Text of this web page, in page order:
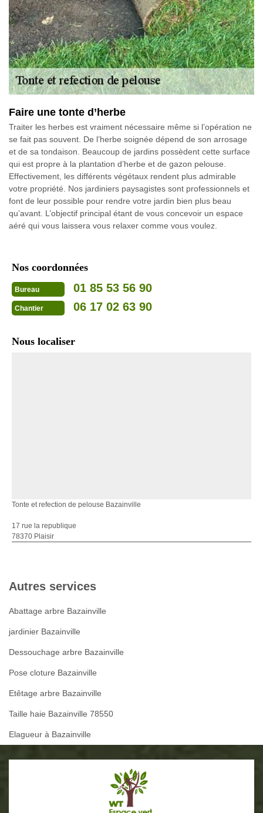
Faire une tonte d’herbe
Traiter les herbes est vraiment nécessaire même si l’opération ne
se fait pas souvent. De l’herbe soignée dépend de son arrosage
et de sa tondaison. Beaucoup de jardins possèdent cette surface
qui est propre à la plantation d’herbe et de gazon pelouse.
Effectivement, les différents végétaux rendent plus admirable
votre propriété. Nos jardiniers paysagistes sont professionnels et
font de leur possible pour rendre votre jardin bien plus beau
qu’avant. L’objectif principal étant de vous concevoir un espace
aéré qui vous laissera vous relaxer comme vous voulez.
Nos coordonnées
Bureau 01 85 53 56 90
Chantier 06 17 02 63 90
Nous localiser
Tonte et refection de pelouse Bazainville
17 rue la republique
78370 Plaisir
Autres services
Abattage arbre Bazainville
jardinier Bazainville
Dessouchage arbre Bazainville
Pose cloture Bazainville
Etêtage arbre Bazainville
Taille haie Bazainville 78550
Elagueur à Bazainville